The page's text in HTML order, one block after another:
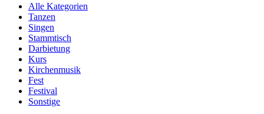
Alle Kategorien
Tanzen
Singen
Stammtisch
Darbietung
Kurs
Kirchenmusik
Fest
Festival
Sonstige